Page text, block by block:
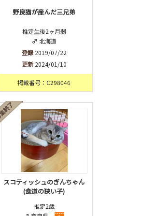
野良猫が産んだ三兄弟
推定生後2ヶ月弱
♂ 北海道
登録2019/07/22
更新2024/01/10
掲載番号：C298046
スコティッシュのぎんちゃん
(食道の狭い子)
推定2歳